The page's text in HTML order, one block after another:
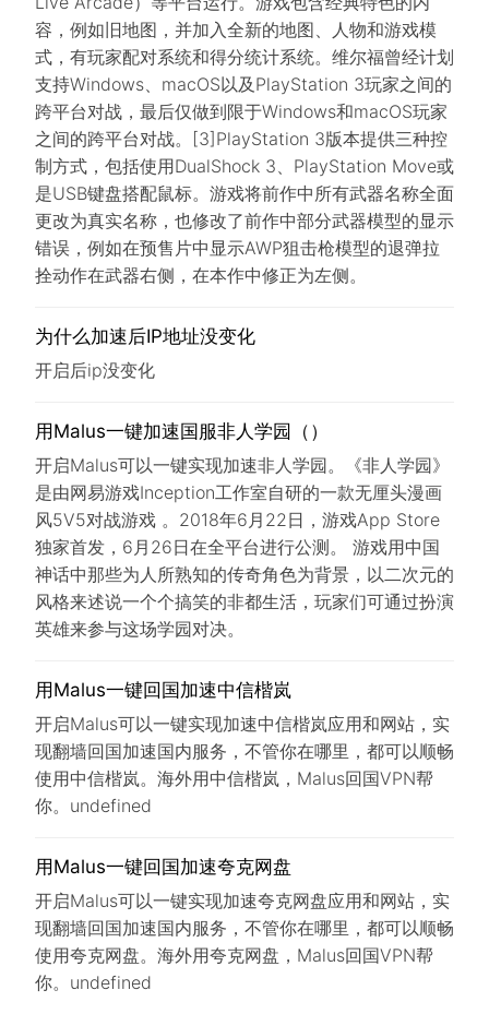
容，例如旧地图，并加入全新的地图、人物和游戏模
式，有玩家配对系统和得分统计系统。维尔福曾经计划
支持Windows、macOS以及PlayStation 3玩家之间的
跨平台对战，最后仅做到限于Windows和macOS玩家
之间的跨平台对战。[3]PlayStation 3版本提供三种控
制方式，包括使用DualShock 3、PlayStation Move或
是USB键盘搭配鼠标。游戏将前作中所有武器名称全面
更改为真实名称，也修改了前作中部分武器模型的显示
错误，例如在预售片中显示AWP狙击枪模型的退弹拉
拴动作在武器右侧，在本作中修正为左侧。
为什么加速后IP地址没变化
开启后ip没变化
用Malus一键加速国服非人学园（）
开启Malus可以一键实现加速非人学园。《非人学园》
是由网易游戏Inception工作室自研的一款无厘头漫画
风5V5对战游戏 。2018年6月22日，游戏App Store
独家首发，6月26日在全平台进行公测。 游戏用中国
神话中那些为人所熟知的传奇角色为背景，以二次元的
风格来述说一个个搞笑的非都生活，玩家们可通过扮演
英雄来参与这场学园对决。
用Malus一键回国加速中信楷岚
开启Malus可以一键实现加速中信楷岚应用和网站，实
现翻墙回国加速国内服务，不管你在哪里，都可以顺畅
使用中信楷岚。海外用中信楷岚，Malus回国VPN帮
你。undefined
用Malus一键回国加速夸克网盘
开启Malus可以一键实现加速夸克网盘应用和网站，实
现翻墙回国加速国内服务，不管你在哪里，都可以顺畅
使用夸克网盘。海外用夸克网盘，Malus回国VPN帮
你。undefined